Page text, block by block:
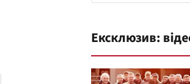
Ексклюзив: